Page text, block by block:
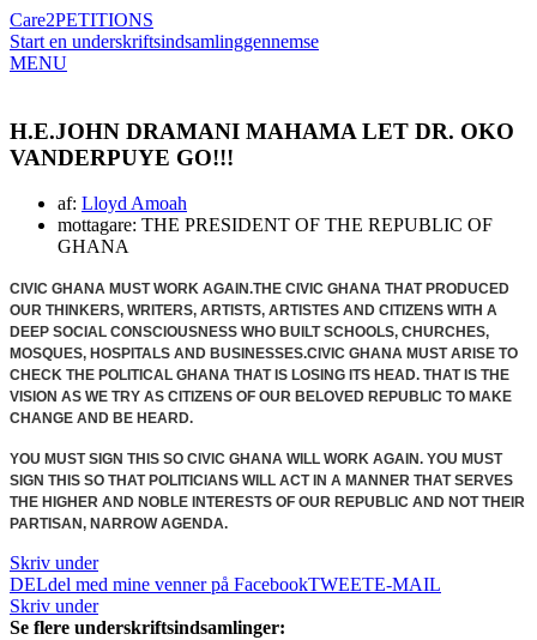
Care2PETITIONS
Start en underskriftsindsamlinggennemse
MENU
H.E.JOHN DRAMANI MAHAMA LET DR. OKO
VANDERPUYE GO!!!
af: Lloyd Amoah
mottagare: THE PRESIDENT OF THE REPUBLIC OF
GHANA
CIVIC GHANA MUST WORK AGAIN.THE CIVIC GHANA THAT PRODUCED
OUR THINKERS, WRITERS, ARTISTS, ARTISTES AND CITIZENS WITH A
DEEP SOCIAL CONSCIOUSNESS WHO BUILT SCHOOLS, CHURCHES,
MOSQUES, HOSPITALS AND BUSINESSES.CIVIC GHANA MUST ARISE TO
CHECK THE POLITICAL GHANA THAT IS LOSING ITS HEAD. THAT IS THE
VISION AS WE TRY AS CITIZENS OF OUR BELOVED REPUBLIC TO MAKE
CHANGE AND BE HEARD.
YOU MUST SIGN THIS SO CIVIC GHANA WILL WORK AGAIN. YOU MUST
SIGN THIS SO THAT POLITICIANS WILL ACT IN A MANNER THAT SERVES
THE HIGHER AND NOBLE INTERESTS OF OUR REPUBLIC AND NOT THEIR
PARTISAN, NARROW AGENDA.
Skriv under
DELdel med mine venner på FacebookTWEETE-MAIL
Skriv under
Se flere underskriftsindsamlinger: